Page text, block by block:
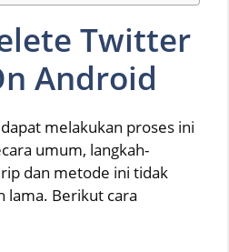
Twitter
Android
melakukan proses ini
umum, langkah-
dan metode ini tidak
lama. Berikut cara